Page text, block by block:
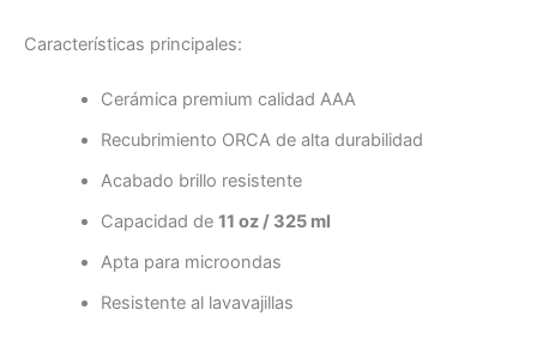
Características principales:
Cerámica premium calidad AAA
Recubrimiento ORCA de alta durabilidad
Acabado brillo resistente
Capacidad de 11 oz / 325 ml
Apta para microondas
Resistente al lavavajillas